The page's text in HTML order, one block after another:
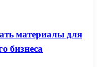
материалы для
бизнеса